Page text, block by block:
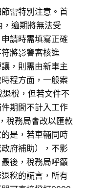
需特別注意。首
逾期將無法受
請時需填寫正確
將影響審核進
，則需由新車主
程方面，一般案
稅，但若文件不
期間不計入工作
稅務局會改以匯款
是，若車輛同時
府補助），不影
後，稅務局呼籲
稅的謊言，所有